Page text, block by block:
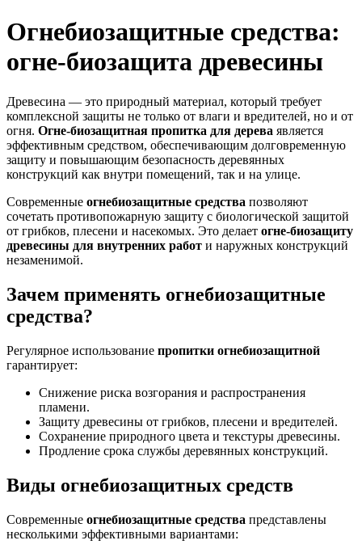
Огнебиозащитные средства:
огне-биозащита древесины
Древесина — это природный материал, который требует
комплексной защиты не только от влаги и вредителей, но и от
огня. Огне-биозащитная пропитка для дерева является
эффективным средством, обеспечивающим долговременную
защиту и повышающим безопасность деревянных
конструкций как внутри помещений, так и на улице.
Современные огнебиозащитные средства позволяют
сочетать противопожарную защиту с биологической защитой
от грибков, плесени и насекомых. Это делает огне-биозащиту
древесины для внутренних работ и наружных конструкций
незаменимой.
Зачем применять огнебиозащитные
средства?
Регулярное использование пропитки огнебиозащитной
гарантирует:
Снижение риска возгорания и распространения
пламени.
Защиту древесины от грибков, плесени и вредителей.
Сохранение природного цвета и текстуры древесины.
Продление срока службы деревянных конструкций.
Виды огнебиозащитных средств
Современные огнебиозащитные средства представлены
несколькими эффективными вариантами: